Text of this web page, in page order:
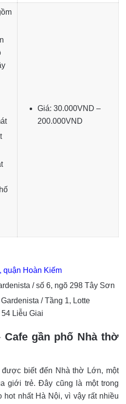
Giá: 30.000VND –
200.000VND
quận Hoàn Kiếm
/ số 6, ngõ 298 Tây Sơn
/ Tầng 1, Lotte
Liễu Giai
Cafe gần phố Nhà thờ
biết đến Nhà thờ Lớn, một
giới trẻ. Đây cũng là một trong
hot nhất Hà Nội, vì vậy rất nhiều